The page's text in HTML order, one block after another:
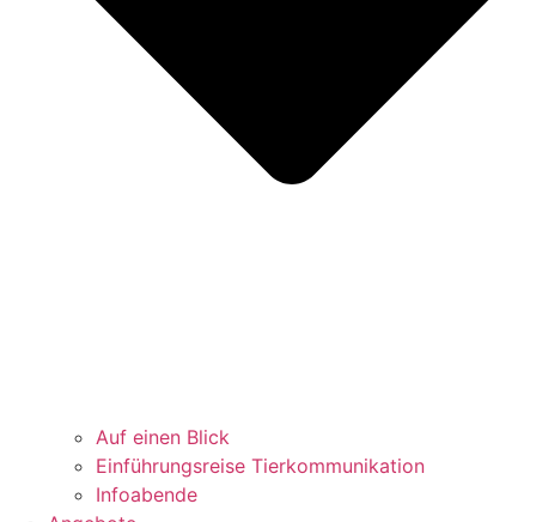
Auf einen Blick
Einführungsreise Tierkommunikation
Infoabende